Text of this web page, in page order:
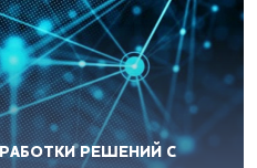
РЕШЕНИЙ С